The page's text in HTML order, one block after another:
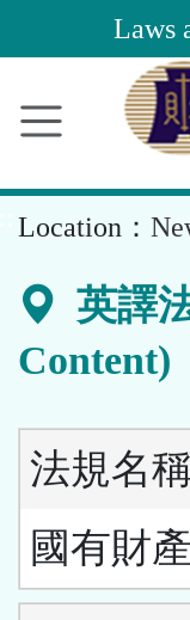
Content
Laws
Location：
英譯
Content)
法規名稱
國有財